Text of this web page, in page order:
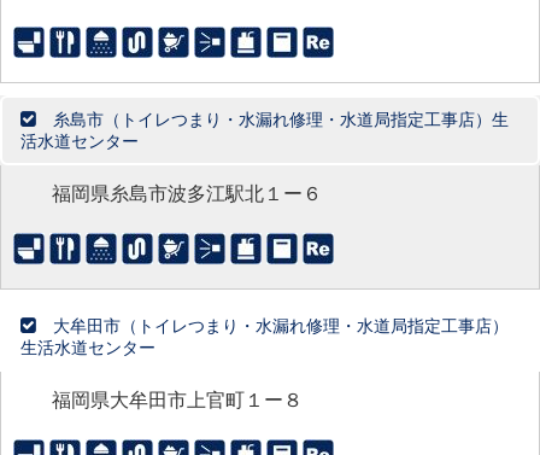
糸島市（トイレつまり・水漏れ修理・水道局指定工事店）生
活水道センター
福岡県糸島市波多江駅北１ー６
大牟田市（トイレつまり・水漏れ修理・水道局指定工事店）
生活水道センター
福岡県大牟田市上官町１ー８